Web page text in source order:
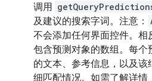
调用
及建议的搜索字词。注意：
不会添加任何界面控件。相
包含预测对象的数组。每
的文本、参考信息，以及
细匹配情况。如需了解详情